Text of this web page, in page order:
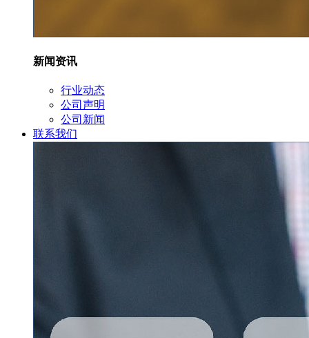
新闻资讯
行业动态
公司声明
公司新闻
联系我们